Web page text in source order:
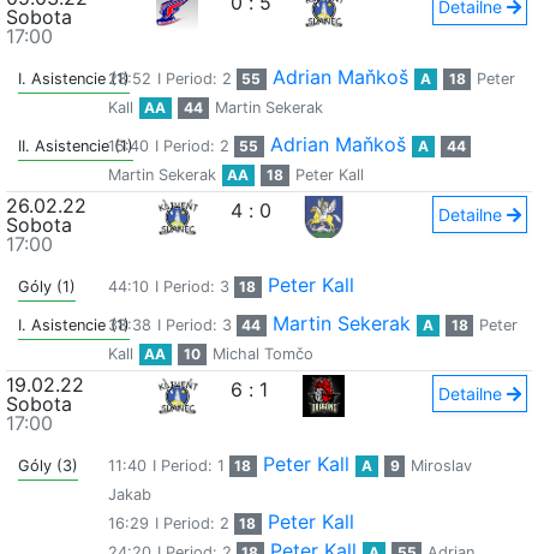
Sobota
17:00
Detailne
I. Asistencie (1)28:52 I Period: 2 55 Adrian Maňkoš A 18
Peter
Kall
AA 44 Martin Sekerak
II. Asistencie (1)
15:40 I Period: 2 55 Adrian Maňkoš A
44
Martin Sekerak
AA 18 Peter Kall
26.02.22
Sobota
17:00
4 : 0 Detailne
Góly (1) 44:10 I Period: 3 18 Peter Kall
I. Asistencie (1)38:38 I Period: 3 44 Martin Sekerak A 18
Peter
Kall
AA 10 Michal Tomčo
19.02.22
Sobota
17:00
6 : 1 Detailne
Góly (3) 11:40 I Period: 1 18 Peter Kall A 9
Miroslav
Jakab
16:29 I Period: 2 18 Peter Kall